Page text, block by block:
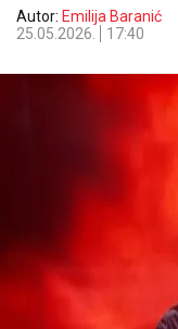
Autor: Emilija Baranić
25.05.2026.
17:40